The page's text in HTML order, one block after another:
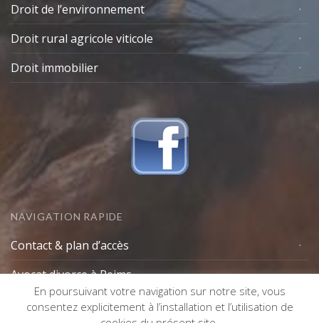
Droit de l’environnement
Droit rural agricole viticole
Droit immobilier
NAVIGATION RAPIDE
Contact & plan d’accès
Avocat divorce à Reims
Lexique avocat
En poursuivant votre navigation sur notre site, vous
consentez explicitement à l’installation et l’utilisation de